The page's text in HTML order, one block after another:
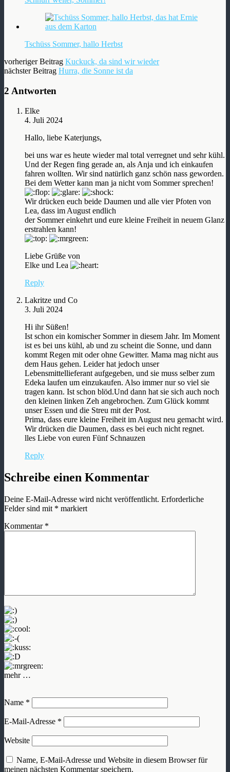
Tschüss Sommer, hallo Herbst
vorheriger Beitrag Kuckuck, da sind wir wieder
nächster Beitrag Hurra, die Sonne ist da
2 Antworten
Elke
4. Juli 2024
Hallo, liebe Katerjungs,
bei uns war es heute wieder mal total verregnet und sehr kühl.
Und der Regen fing gerade an, als Anja und ich einkaufen
fahren wollten. Wir sind natürlich ganz schön nass geworden.
Bei dem Wetter kann man ja nicht vom Sommer sprechen!
Wir drücken euch beide Daumen und alle vier Pfoten von
Lea, dass im August endlich
der Sommer einkehrt und eure kleine Freiheit in neuem Glanz
erstrahlen kann!
Liebe Grüße von
Elke und Lea
Reply
Lakritze und Co
3. Juli 2024
Hi ihr Süßen!
Ist schon ein komischer Sommer in diesem Jahr. Im Moment
ist es bei uns kühl, ab und zu scheint die Sonne, und dann
kommt Regen mit oder ohne Gewitter. Mama mag nicht aus
dem Haus gehen. Leider hat jedoch unser
Lebensmittellieferant aufgegeben, und sie muss selber zum
Edeka laufen um einzukaufen. Also immer nur so viel sie
tragen kann. Ist schon blöd.Und dann hat sie sich auch noch
den kleinen linken Zeh angebrochen. Zum Glück kommt
unser Essen und die Streu mit der Post.
Prima, dass eure kleine Freiheit im August neu gemacht wird.
Wir drücken die Daumen, dass es bei euch nicht regnet.
lles Liebe von euren Fünf Schnauzen
Reply
Schreibe einen Kommentar
Deine E-Mail-Adresse wird nicht veröffentlicht. Erforderliche
Felder sind mit * markiert
Kommentar *
mehr …
Name *
E-Mail-Adresse *
Website
Name, E-Mail-Adresse und Website in diesem Browser für
meinen nächsten Kommentar speichern.